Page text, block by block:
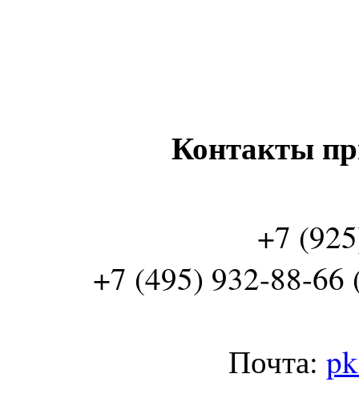
Контакты
+7
+7 (495) 932-88-66
Почта: